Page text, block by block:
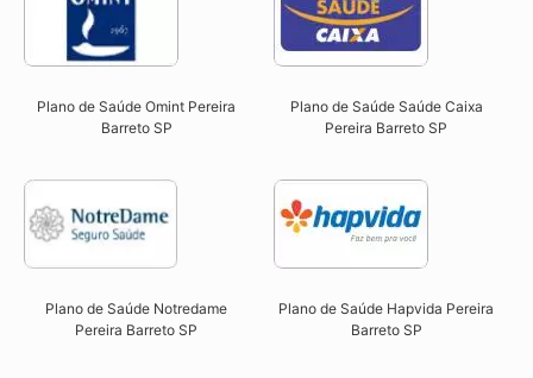
Plano de Saúde Omint Pereira
Barreto SP​
Plano de Saúde Saúde Caixa
Pereira Barreto SP​
Plano de Saúde Notredame
Pereira Barreto SP​
Plano de Saúde Hapvida Pereira
Barreto SP​